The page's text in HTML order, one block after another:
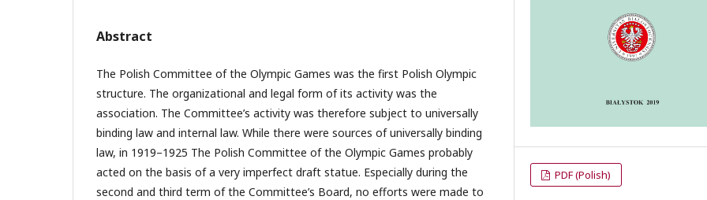
Abstract
The Polish Committee of the Olympic Games was the first Polish Olympic
structure. The organizational and legal form of its activity was the
association. The Committee’s activity was therefore subject to universally
binding law and internal law. While there were sources of universally binding
law, in 1919–1925 The Polish Committee of the Olympic Games probably
acted on the basis of a very imperfect draft statue. Especially during the
second and third term of the Committee’s Board, no efforts were made to
PDF (Polish)